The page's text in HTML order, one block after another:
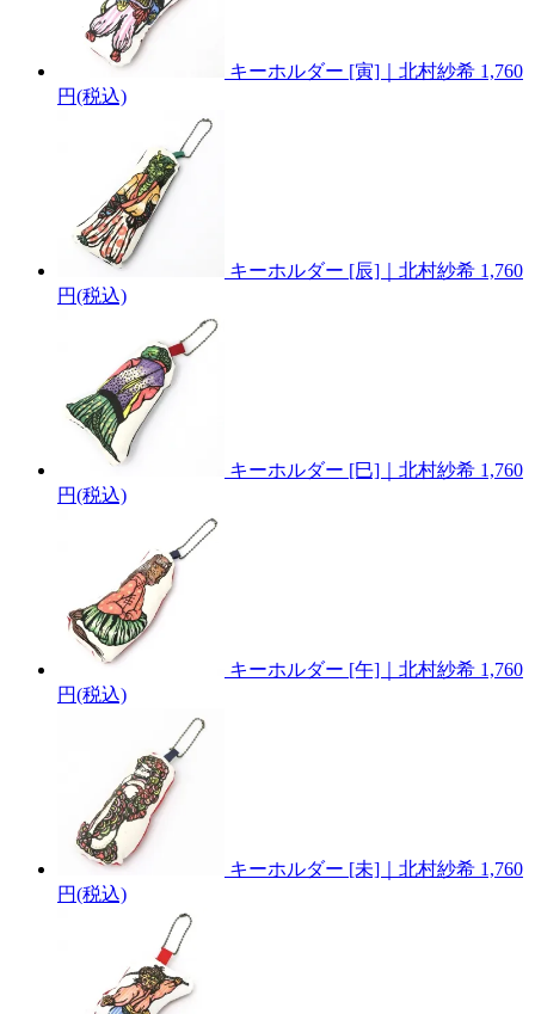
キーホルダー [寅]｜北村紗希 1,760
円(税込)
キーホルダー [辰]｜北村紗希 1,760
円(税込)
キーホルダー [巳]｜北村紗希 1,760
円(税込)
キーホルダー [午]｜北村紗希 1,760
円(税込)
キーホルダー [未]｜北村紗希 1,760
円(税込)